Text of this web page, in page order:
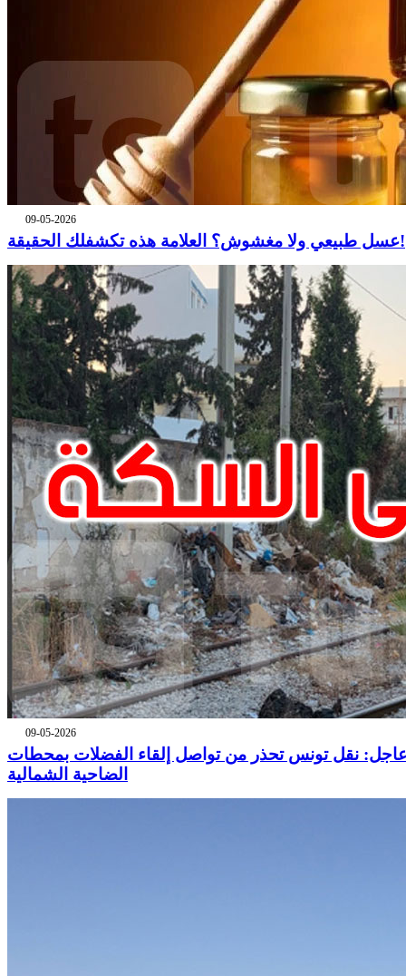
09-05-2026
عسل طبيعي ولا مغشوش؟ العلامة هذه تكشفلك الحقيقة!
09-05-2026
نقل تونس تحذر من تواصل إلقاء الفضلات بمحطات
الضاحية الشمالية